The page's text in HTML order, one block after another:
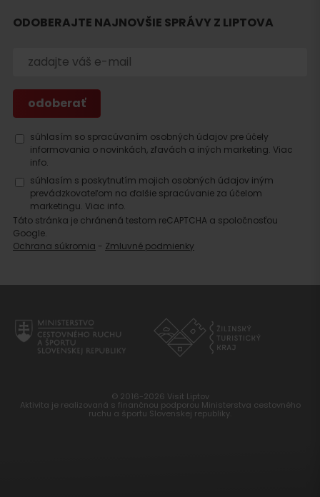
ODOBERAJTE NAJNOVŠIE SPRÁVY Z LIPTOVA
súhlasím so spracúvaním osobných údajov pre účely
informovania o novinkách, zľavách a iných marketing. Viac
info.
súhlasím s poskytnutím mojich osobných údajov iným
prevádzkovateľom na ďalšie spracúvanie za účelom
marketingu. Viac info.
Táto stránka je chránená testom reCAPTCHA a spoločnosťou
Google.
Ochrana súkromia - Zmluvné podmienky
© 2016-2026 Visit Liptov
Aktivita je realizovaná s finančnou podporou Ministerstva cestovného
ruchu a športu Slovenskej republiky.